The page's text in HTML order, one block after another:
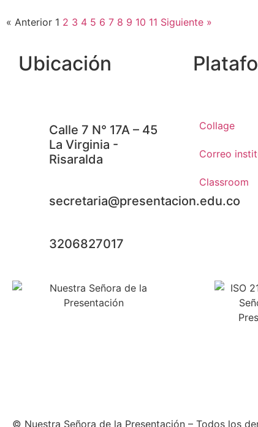
« Anterior 1 2 3 4 5 6 7 8 9 10 11 Siguiente »
Ubicación
Calle 7 N° 17A – 45
La Virginia -
Risaralda
secretaria@presentacion.edu.co
3206827017
Collage
Correo
Classroom
© Nuestra Señora de la Presentación – Todos los